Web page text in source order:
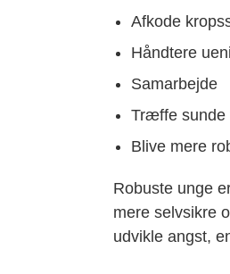
Afkode
Håndtere
Samarbejde
Træffe sunde
Blive mere
Robuste unge
mere selvsikre
udvikle angst,